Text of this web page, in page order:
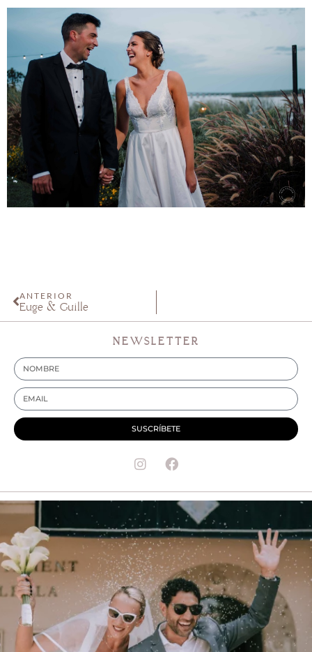
ANTERIOR
Euge & Guille
NEWSLETTER
SUSCRÍBETE